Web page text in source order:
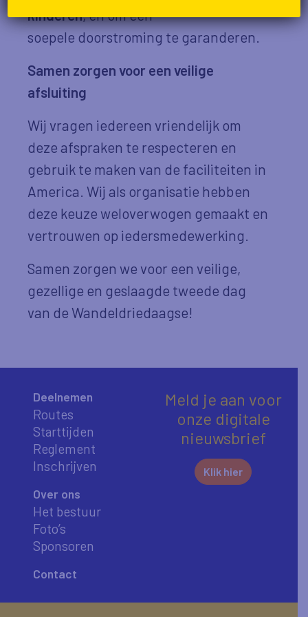
kinderen, en om een
soepele doorstroming te garanderen.
Samen zorgen voor een veilige
afsluiting
Wij vragen iedereen vriendelijk om
deze afspraken te respecteren en
gebruik te maken van de faciliteiten in
America. Wij als organisatie hebben
deze keuze weloverwogen gemaakt en
vertrouwen op iedersmedewerking.
Samen zorgen we voor een veilige,
gezellige en geslaagde tweede dag
van de Wandeldriedaagse!
Deelnemen
Routes
Starttijden
Reglement
Inschrijven
Over ons
Het bestuur
Foto’s
Sponsoren
Contact
Meld je aan voor
onze digitale
nieuwsbrief
Klik hier